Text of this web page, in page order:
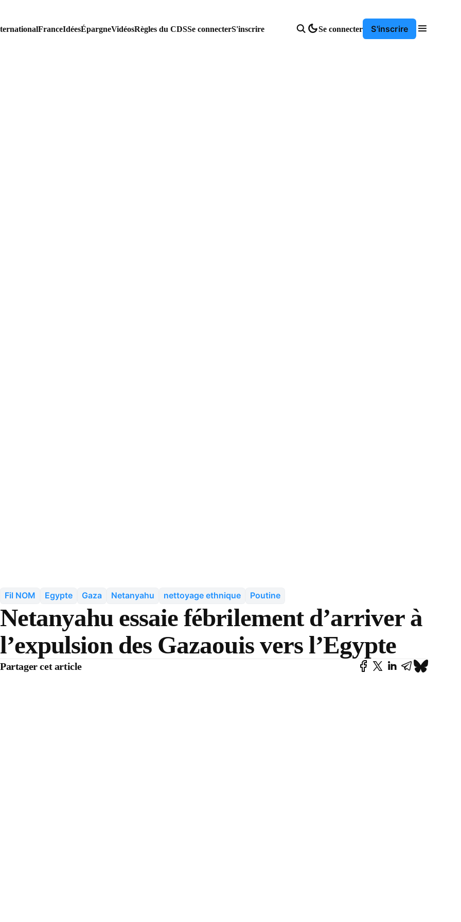
FranceIdéesÉpargneVidéosRègles du CDSSe connecterS'inscrire Se connecter S'inscrire
Fil NOM Egypte Gaza Netanyahu nettoyage ethnique Poutine
Netanyahu essaie fébrilement d’arriver à
l’expulsion des Gazaouis vers l’Egypte
Partager cet article